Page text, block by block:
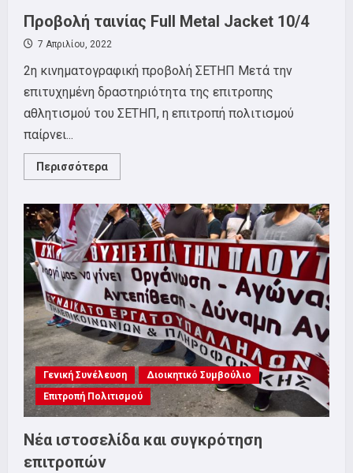
Προβολή ταινίας Full Metal Jacket 10/4
7 Απριλίου, 2022
2η κινηματογραφική προβολή ΣΕΤΗΠ Μετά την
επιτυχημένη δραστηριότητα της επιτροπης
αθλητισμού του ΣΕΤΗΠ, η επιτροπή πολιτισμού
παίρνει...
Περισσότερα
more
ταινίας
Full
Metal
Jacket
10/4
Γενική Συνέλευση
Διοικητικό Συμβούλιο
Επιτροπή Πολιτισμού
Νέα ιστοσελίδα και συγκρότηση
επιτροπών